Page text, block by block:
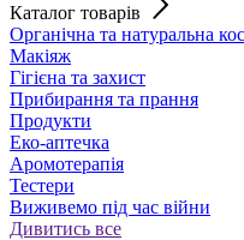
Каталог товарів
Органічна та натуральна
Макіяж
Гігієна та захист
Прибирання та прання
Продукти
Еко-аптечка
Аромотерапія
Тестери
Виживемо під час війни
Дивитись все